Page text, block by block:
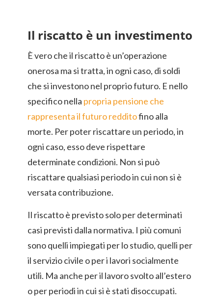
Il riscatto è un investimento
È vero che il riscatto è un’operazione
onerosa ma si tratta, in ogni caso, di soldi
che si investono nel proprio futuro. E nello
specifico nella propria pensione che
rappresenta il futuro redditofino alla
morte. Per poter riscattare un periodo, in
ogni caso, esso deve rispettare
determinate condizioni. Non si può
riscattare qualsiasi periodo in cui non si è
versata contribuzione.
Il riscatto è previsto solo per determinati
casi previsti dalla normativa. I più comuni
sono quelli impiegati per lo studio, quelli per
il servizio civile o per i lavori socialmente
utili. Ma anche per il lavoro svolto all’estero
o per periodi in cui si è stati disoccupati.